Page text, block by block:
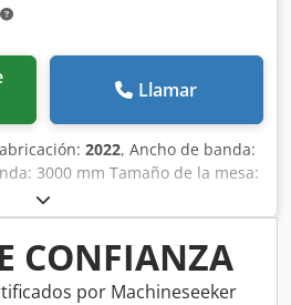
Llamar
2022, Ancho de banda:
3000 mm Tamaño de la mesa:
adicional: 330 mm x 330 mm
Dispositivo para lijado de chapa:
lijado basculante: sí Conexión
del motor: 3 kW Longitud
Anchura de la máquina: 840 mm
CONFIANZA
por Machineseeker